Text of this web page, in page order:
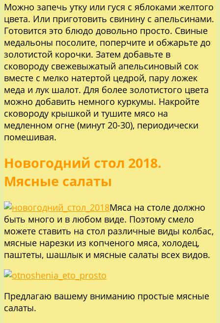
Можно запечь утку или гуся с яблоками желтого
цвета. Или приготовить свинину с апельсинами.
Готовится это блюдо довольно просто. Свиные
медальоны посолите, поперчите и обжарьте до
золотистой корочки. Затем добавьте в
сковороду свежевыжатый апельсиновый сок
вместе с мелко натертой цедрой, пару ложек
меда и лук шалот. Для более золотистого цвета
можно добавить немного куркумы. Накройте
сковороду крышкой и тушите мясо на
медленном огне (минут 20-30), периодически
помешивая.
Новогодний стол 2018.
Мясные салаты
Мяса на столе должно
быть много и в любом виде. Поэтому смело
можете ставить на стол различные виды колбас,
мясные нарезки из копченого мяса, холодец,
паштеты, шашлык и мясные салаты всех видов.
Предлагаю вашему вниманию простые мясные
салаты.